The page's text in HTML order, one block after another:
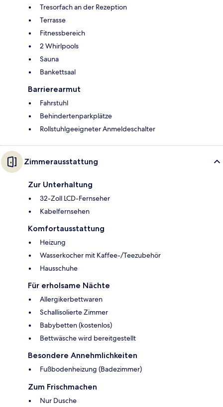
Tresorfach an der Rezeption
Terrasse
Fitnessbereich
2 Whirlpools
Sauna
Bankettsaal
Barrierearmut
Fahrstuhl
Behindertenparkplätze
Rollstuhlgeeigneter Anmeldeschalter
Zimmerausstattung
Zur Unterhaltung
32-Zoll LCD-Fernseher
Kabelfernsehen
Komfortausstattung
Heizung
Wasserkocher mit Kaffee-/Teezubehör
Hausschuhe
Für erholsame Nächte
Allergikerbettwaren
Schallisolierte Zimmer
Babybetten (kostenlos)
Bettwäsche wird bereitgestellt
Besondere Annehmlichkeiten
Fußbodenheizung (Badezimmer)
Zum Frischmachen
Nur Dusche